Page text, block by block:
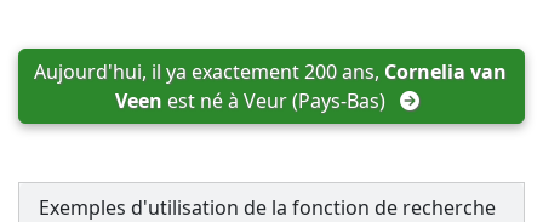
Aujourd'hui, il ya exactement 200 ans, Cornelia van
Veen est né à Veur (Pays-Bas)
Exemples d'utilisation de la fonction de recherche